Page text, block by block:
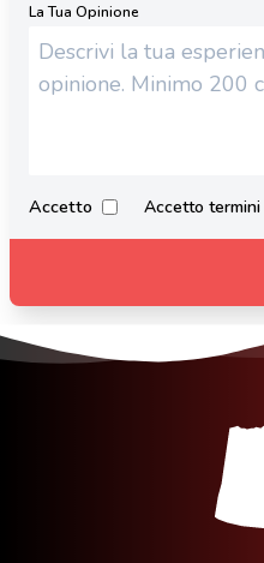
La Tua Opinione
Accetto Accetto